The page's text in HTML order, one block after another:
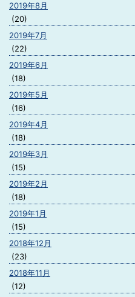
2019年8月
(20)
2019年7月
(22)
2019年6月
(18)
2019年5月
(16)
2019年4月
(18)
2019年3月
(15)
2019年2月
(18)
2019年1月
(15)
2018年12月
(23)
2018年11月
(12)